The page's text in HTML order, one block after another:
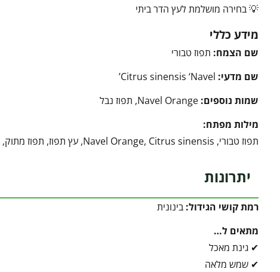
💡 בחירה מושלמת לעץ הדר ביתי
מידע כללי
שם הצמח: תפוז טבורי
שם מדעי:
שמות נוספים:
מילות מפתח:
תפוז טבורי, Navel Orange, Citrus sinensis, עץ תפוז, תפוז מתוק, פירות הדר, גידול תפוזים, גינת מאכל, עץ פרי, תפוז ללא גרעינים
יתרונות
רמת קושי הגידול: בינונית
מתאים ל…
✔ גינת מאכל
✔ שמש מלאה